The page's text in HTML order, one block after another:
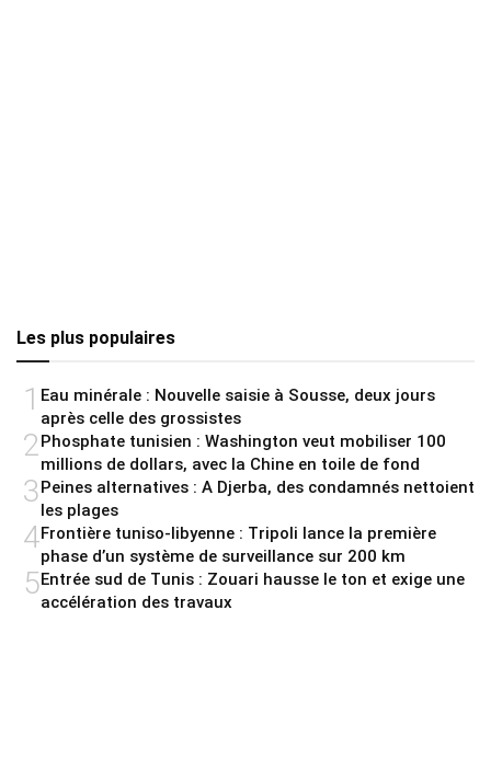
Les plus populaires
1 Eau minérale : Nouvelle saisie à Sousse, deux jours
après celle des grossistes
2 Phosphate tunisien : Washington veut mobiliser 100
millions de dollars, avec la Chine en toile de fond
3Peines alternatives : A Djerba, des condamnés nettoient
les plages
4Frontière tuniso-libyenne : Tripoli lance la première
phase d’un système de surveillance sur 200 km
5Entrée sud de Tunis : Zouari hausse le ton et exige une
accélération des travaux